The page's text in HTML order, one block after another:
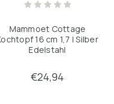
Mammoet Cottage
16 cm 1,7 l Silber
Edelstahl
€24,94